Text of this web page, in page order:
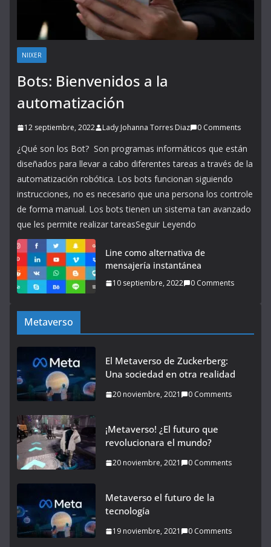
NIIXER
Bots: Bienvenidos a la
automatización
12 septiembre, 2022 Lady Johanna Torres Diaz 0 Comments
¿Qué son los Bot? Son programas informáticos que están
diseñados para llevar a cabo diferentes tareas a través de la
automatización robótica. Los bots funcionan siguiendo
instrucciones, no es necesario que una persona los controle
de forma manual. Los bots tienen un sistema tan avanzado
que les permite realizar tareasSeguir Leyendo
Line como alternativa de
mensajería instantánea
10 septiembre, 2022 0 Comments
Metaverso
El Metaverso de Zuckerberg:
Una sociedad en otra realidad
20 noviembre, 2021 0 Comments
¡Metaverso! ¿El futuro que
revolucionara el mundo?
20 noviembre, 2021 0 Comments
Metaverso el futuro de la
tecnología
19 noviembre, 2021 0 Comments